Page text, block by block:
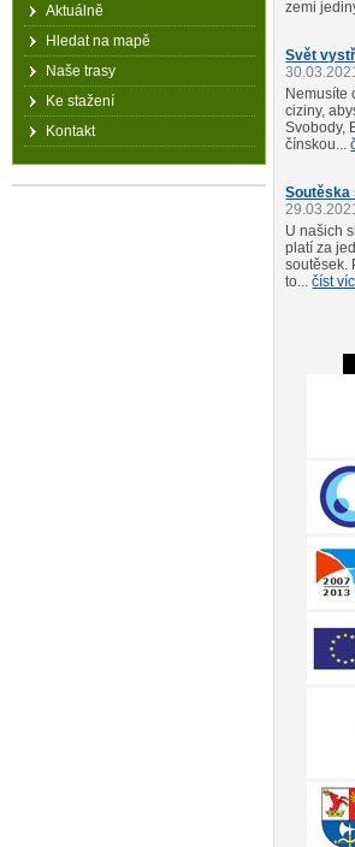
zemi
Svět
30.03.2021
Nemusíte
ciziny,
Svobody,
čínskou...
Soutěska
29.03.2021
U našich
platí za
soutěsek.
to...číst
Aktuálně
Hledat na mapě
Naše trasy
Ke stažení
Kontakt